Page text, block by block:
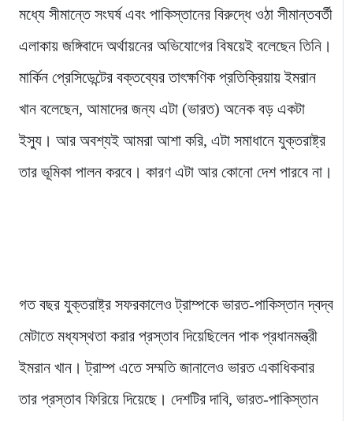
মধ্যে সীমান্তে সংঘর্ষ এবং পাকিস্তানের বিরুদ্ধে ওঠা সীমান্তবর্তী
এলাকায় জঙ্গিবাদে অর্থায়নের অভিযোগের বিষয়েই বলেছেন তিনি।
মার্কিন প্রেসিডেন্টের বক্তব্যের তাৎক্ষণিক প্রতিক্রিয়ায় ইমরান
খান বলেছেন, আমাদের জন্য এটা (ভারত) অনেক বড় একটা
ইস্যু। আর অবশ্যই আমরা আশা করি, এটা সমাধানে যুক্তরাষ্ট্র
তার ভূমিকা পালন করবে। কারণ এটা আর কোনো দেশ পারবে না।
গত বছর যুক্তরাষ্ট্র সফরকালেও ট্রাম্পকে ভারত-পাকিস্তান দ্বদ্ব
মেটাতে মধ্যস্থতা করার প্রস্তাব দিয়েছিলেন পাক প্রধানমন্ত্রী
ইমরান খান। ট্রাম্প এতে সম্মতি জানালেও ভারত একাধিকবার
তার প্রস্তাব ফিরিয়ে দিয়েছে। দেশটির দাবি, ভারত-পাকিস্তান